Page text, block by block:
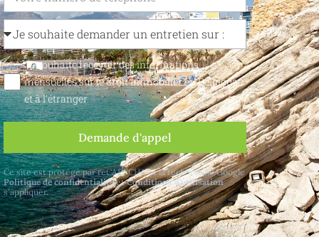
Je souhaite recevoir des informations
mensuelles sur le droit immobilier en Belgique
et à l'étranger.
Demande d'appel
Ce site est protégé par reCAPTCHA et la technologie Google
Politique de confidentialitéetConditions d'utilisation
s'appliquer.